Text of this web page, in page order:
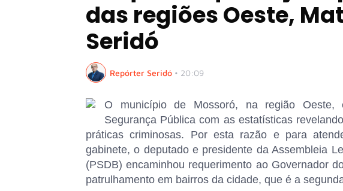
das regiões Oeste,
Seridó
Repórter Seridó • 20:09
O município de Mossoró, na região Oeste,
Segurança Pública com as estatísticas
práticas criminosas. Por esta razão e para
gabinete, o deputado e presidente da Assembleia
(PSDB) encaminhou requerimento ao Governador
patrulhamento em bairros da cidade, que é a